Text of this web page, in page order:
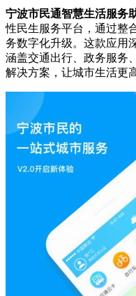
宁波市民通智慧生活服务
性民生服务平台，通过整
务数字化升级。这款应用
涵盖交通出行、政务服务
解决方案，让城市生活更